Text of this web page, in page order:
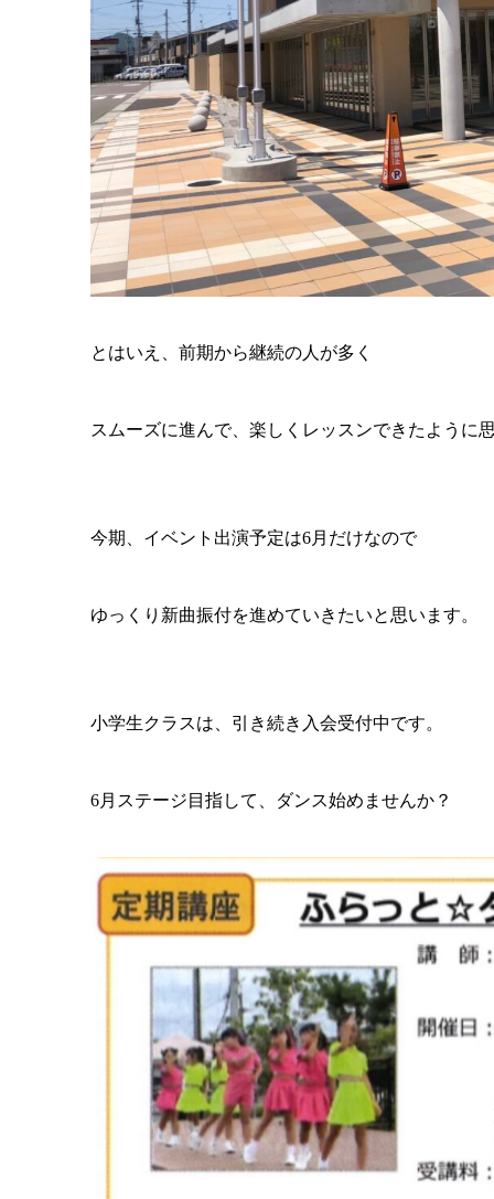
とはいえ、前期から継続の人が多く
スムーズに進んで、楽しくレッスンできたように
今期、イベント出演予定は6月だけなので
ゆっくり新曲振付を進めていきたいと思います。
小学生クラスは、引き続き入会受付中です。
6月ステージ目指して、ダンス始めませんか？